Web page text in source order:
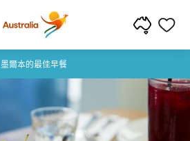
墨爾本的最佳早餐